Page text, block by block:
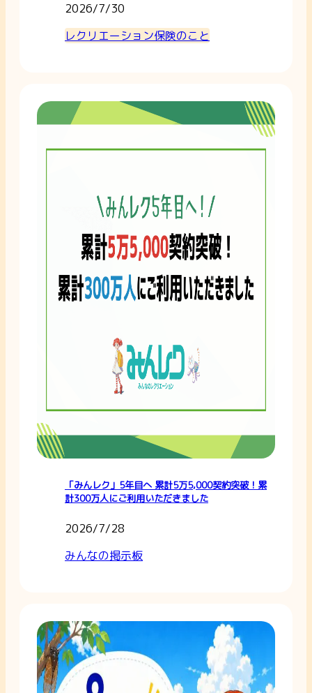
2026/7/30
レクリエーション保険のこと
「みんレク」5年目へ 累計5万5,000契約突破！累
計300万人にご利用いただきました
2026/7/28
みんなの掲示板